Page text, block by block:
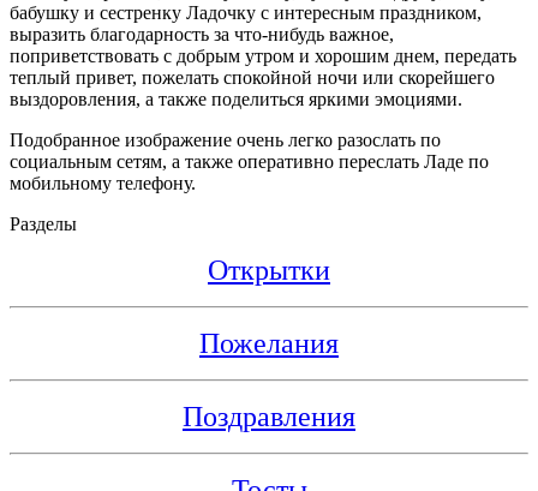
бабушку и сестренку Ладочку с интересным праздником,
выразить благодарность за что-нибудь важное,
поприветствовать с добрым утром и хорошим днем, передать
теплый привет, пожелать спокойной ночи или скорейшего
выздоровления, а также поделиться яркими эмоциями.
Подобранное изображение очень легко разослать по
социальным сетям, а также оперативно переслать Ладе по
мобильному телефону.
Разделы
Открытки
Пожелания
Поздравления